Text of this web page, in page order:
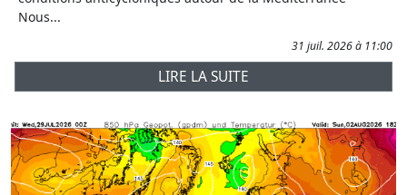
Nous...
31 juil. 2026 à 11:00
LIRE LA SUITE